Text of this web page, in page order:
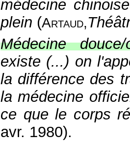
médecine
plein (Artaud,
Médecine douce/
existe (...) on
la différence des
la médecine
ce que le corps
avr. 1980).